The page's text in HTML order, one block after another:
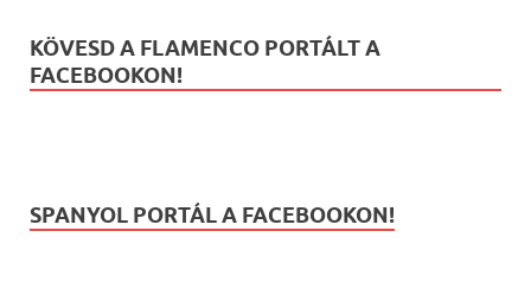
KÖVESD A FLAMENCO PORTÁLT A
FACEBOOKON!
SPANYOL PORTÁL A FACEBOOKON!